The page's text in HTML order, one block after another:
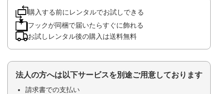
購入する前にレンタルでお試しできる
フックが同梱で届いたらすぐに飾れる
お試しレンタル後の購入は送料無料
法人の方へは以下サービスを別途ご用意しております
請求書での支払い